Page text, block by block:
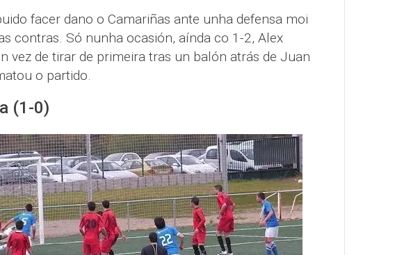
facer dano o Camariñas ante unha defensa moi
contras. Só nunha ocasión, aínda co 1-2, Alex
vez de tirar de primeira tras un balón atrás de Juan
o partido.
(1-0)